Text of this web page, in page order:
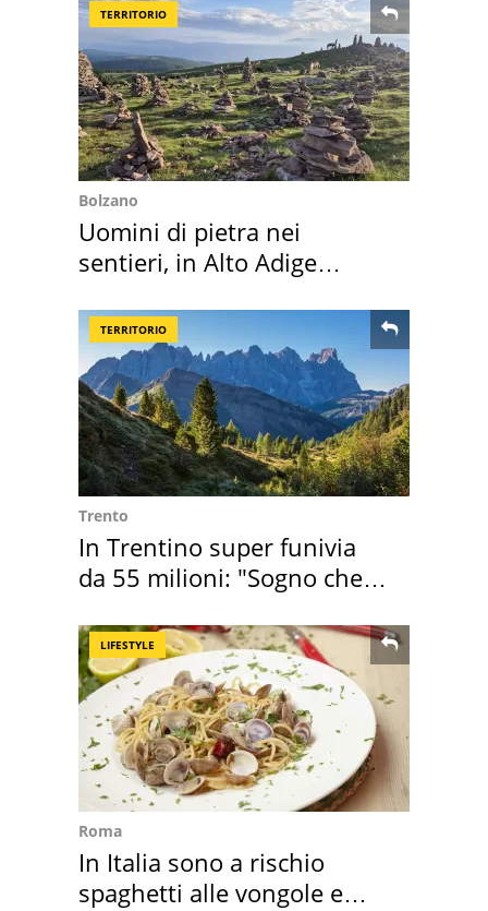
TERRITORIO
Bolzano
Uomini di pietra nei
sentieri, in Alto Adige
TERRITORIO
Trento
In Trentino super funivia
da 55 milioni: "Sogno che si
LIFESTYLE
Roma
In Italia sono a rischio
spaghetti alle vongole e